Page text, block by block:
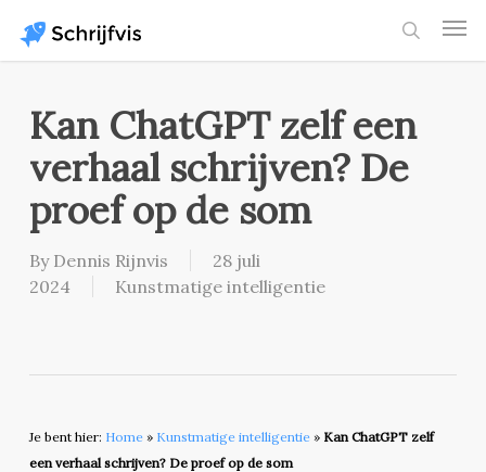
main
Kan ChatGPT zelf een
verhaal schrijven? De
proef op de som
By Dennis Rijnvis
28 juli
2024
Kunstmatige intelligentie
Je bent hier: Home» Kunstmatige intelligentie» Kan ChatGPT zelf
een verhaal schrijven? De proef op de som